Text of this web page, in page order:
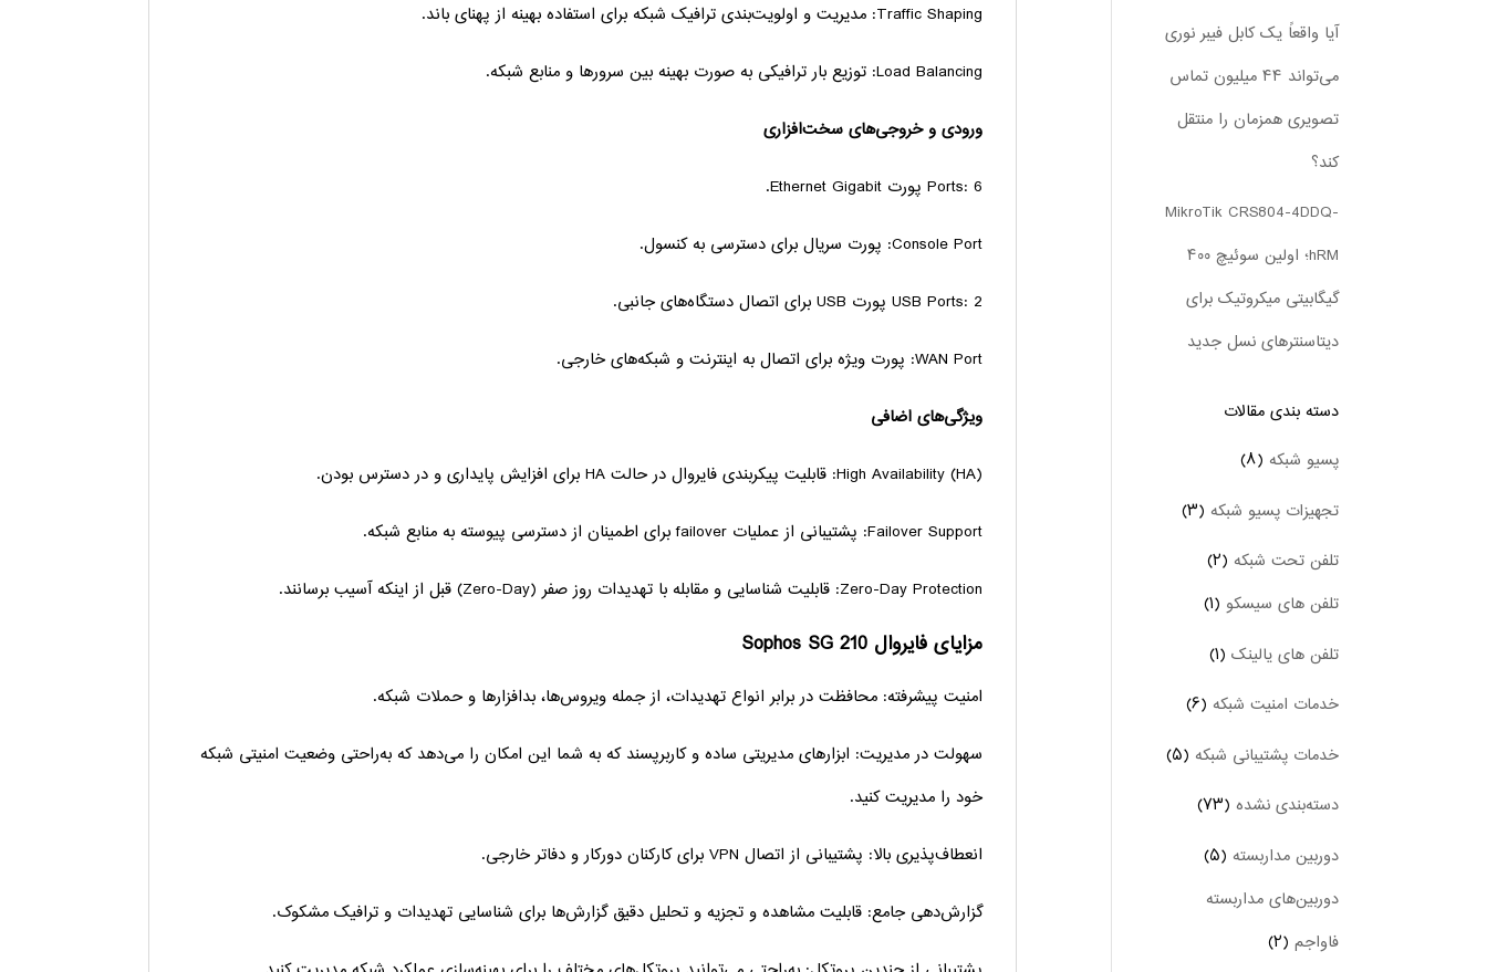
Traffic Shaping: مدیریت و اولویت‌بندی ترافیک شبکه برای استفاده بهینه از پهنای باند.
Load Balancing: توزیع بار ترافیکی به صورت بهینه بین سرورها و منابع شبکه.
ورودی و خروجی‌های سخت‌افزاری
Ports: 6 پورت Ethernet Gigabit.
Console Port: پورت سریال برای دسترسی به کنسول.
USB Ports: 2 پورت USB برای اتصال دستگاه‌های جانبی.
WAN Port: پورت ویژه برای اتصال به اینترنت و شبکه‌های خارجی.
ویژگی‌های اضافی
High Availability (HA): قابلیت پیکربندی فایروال در حالت HA برای افزایش پایداری و در دسترس بودن.
Failover Support: پشتیبانی از عملیات failover برای اطمینان از دسترسی پیوسته به منابع شبکه.
Zero-Day Protection: قابلیت شناسایی و مقابله با تهدیدات روز صفر (Zero-Day) قبل از اینکه آسیب برسانند.
مزایای فایروال Sophos SG 210
امنیت پیشرفته: محافظت در برابر انواع تهدیدات، از جمله ویروس‌ها، بدافزارها و حملات شبکه.
سهولت در مدیریت: ابزارهای مدیریتی ساده و کاربرپسند که به شما این امکان را می‌دهد که به‌راحتی وضعیت امنیتی شبکه
خود را مدیریت کنید.
انعطاف‌پذیری بالا: پشتیبانی از اتصال VPN برای کارکنان دورکار و دفاتر خارجی.
گزارش‌دهی جامع: قابلیت مشاهده و تجزیه و تحلیل دقیق گزارش‌ها برای شناسایی تهدیدات و ترافیک مشکوک.
آیا واقعاً یک کابل فیبر نوری
می‌تواند ۴۴ میلیون تماس
تصویری همزمان را منتقل
کند؟
MikroTik CRS804-4DDQ-
hRM؛ اولین سوئیچ ۴۰۰
گیگابیتی میکروتیک برای
دیتاسنترهای نسل جدید
دسته بندی‌ مقالات
پسیو شبکه (۸)
تجهیزات پسیو شبکه (۳)
تلفن تحت شبکه (۲)
تلفن های سیسکو (۱)
تلفن های یالینک (۱)
خدمات امنیت شبکه (۶)
خدمات پشتیبانی شبکه (۵)
دسته‌بندی نشده (۷۳)
دوربین‌ مداربسته (۵)
دوربین‌های مداربسته
فاواجم (۲)